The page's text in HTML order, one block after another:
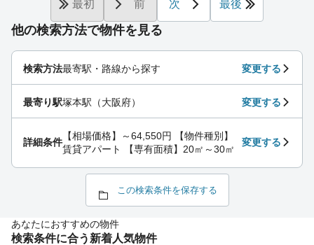
他の検索方法で物件を見る
検索方法最寄駅・路線から探す 変更する
最寄り駅塚本駅（大阪府） 変更する
詳細条件
【相場価格】～64,550円 【物件種別】
賃貸アパート 【専有面積】20㎡～30㎡
変更する
この検索条件を保存する
最初 前 次 最後
あなたにおすすめの物件
検索条件に合う新着人気物件